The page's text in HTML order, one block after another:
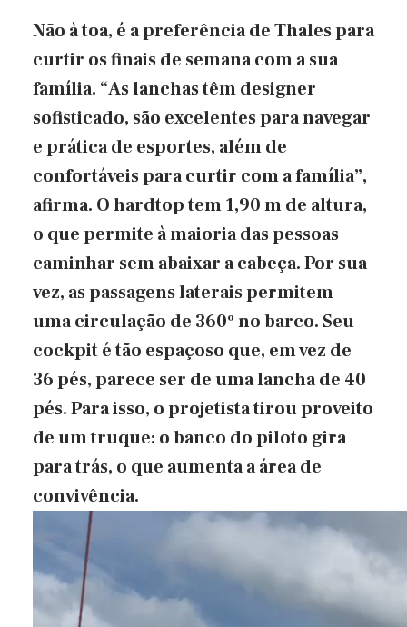
Não à toa, é a preferência de Thales para
curtir os finais de semana com a sua
família. “As lanchas têm designer
sofisticado, são excelentes para navegar
e prática de esportes, além de
confortáveis para curtir com a família”,
afirma. O hardtop tem 1,90 m de altura,
o que permite à maioria das pessoas
caminhar sem abaixar a cabeça. Por sua
vez, as passagens laterais permitem
uma circulação de 360º no barco. Seu
cockpit é tão espaçoso que, em vez de
36 pés, parece ser de uma lancha de 40
pés. Para isso, o projetista tirou proveito
de um truque: o banco do piloto gira
para trás, o que aumenta a área de
convivência.